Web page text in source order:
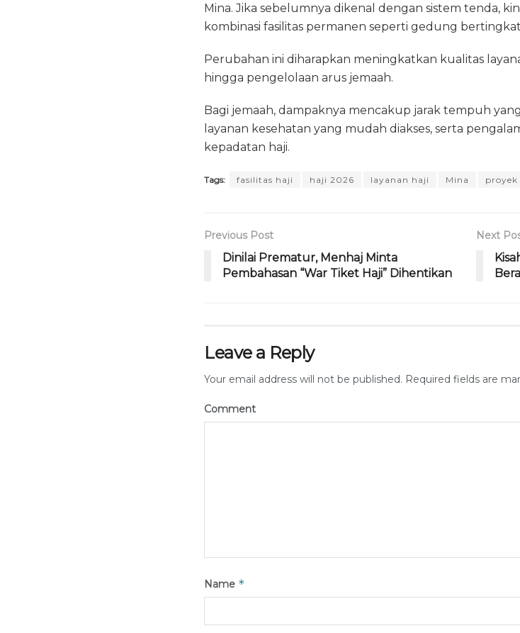
Mina. Jika sebelumnya dikenal dengan sistem tenda,
kombinasi fasilitas permanen seperti gedung
Perubahan ini diharapkan meningkatkan kualitas
hingga pengelolaan arus jemaah.
Bagi jemaah, dampaknya mencakup jarak tempuh
layanan kesehatan yang mudah diakses, serta
kepadatan haji.
Tags: fasilitas haji haji 2026 layanan haji Mina proyek
Previous Post
Dinilai Prematur, Menhaj Minta
Pembahasan “War Tiket Haji” Dihentikan
Next
Leave a Reply
Your email address will not be published. Required fields are
Comment
Name *